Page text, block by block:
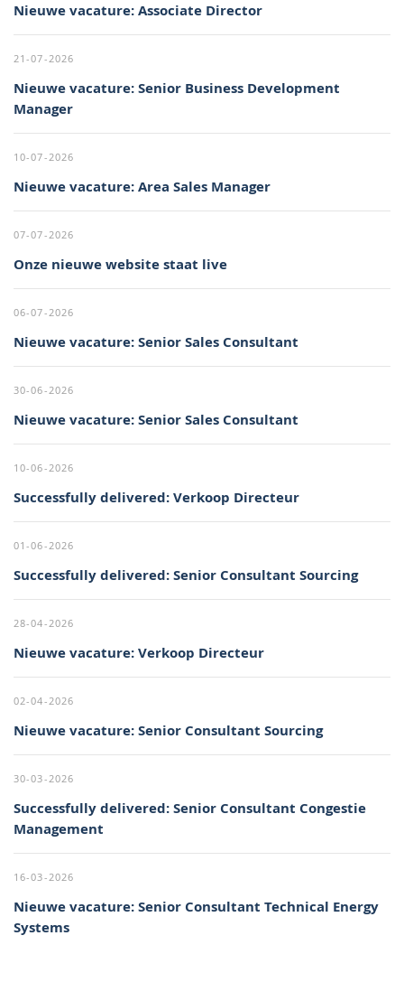
Nieuwe vacature: Associate Director
21-07-2026
Nieuwe vacature: Senior Business Development
Manager
10-07-2026
Nieuwe vacature: Area Sales Manager
07-07-2026
Onze nieuwe website staat live
06-07-2026
Nieuwe vacature: Senior Sales Consultant
30-06-2026
Nieuwe vacature: Senior Sales Consultant
10-06-2026
Successfully delivered: Verkoop Directeur
01-06-2026
Successfully delivered: Senior Consultant Sourcing
28-04-2026
Nieuwe vacature: Verkoop Directeur
02-04-2026
Nieuwe vacature: Senior Consultant Sourcing
30-03-2026
Successfully delivered: Senior Consultant Congestie
Management
16-03-2026
Nieuwe vacature: Senior Consultant Technical Energy
Systems